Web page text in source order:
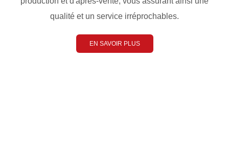
qualité et un service irréprochables.
EN SAVOIR PLUS